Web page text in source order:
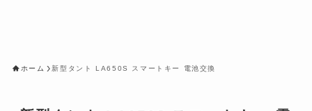
ホーム 新型タント LA650S スマートキー 電池交換